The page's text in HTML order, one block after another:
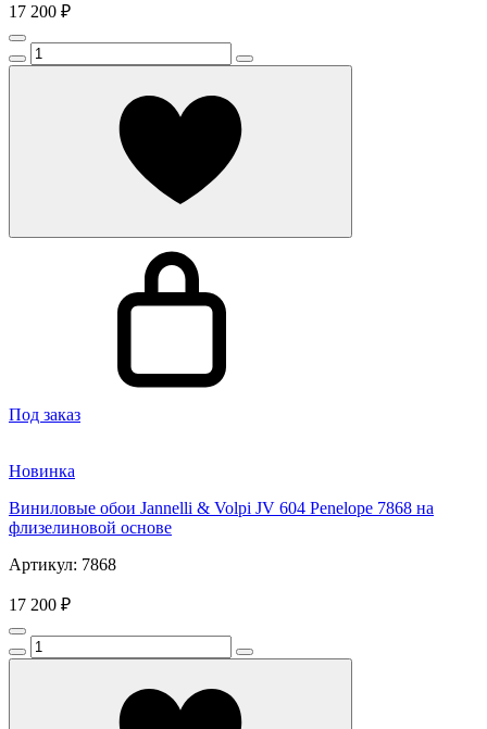
17 200 ₽
Под заказ
Новинка
Виниловые обои Jannelli & Volpi JV 604 Penelope 7868 на
флизелиновой основе
Артикул: 7868
17 200 ₽